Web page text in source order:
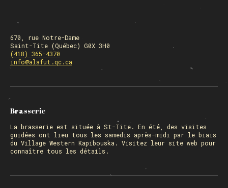
670, rue Notre-Dame
Saint-Tite (Québec) G0X 3H0
(418) 365-4370
info@alafut.qc.ca
Brasserie
La brasserie est située à St-Tite. En été, des visites
guidées ont lieu tous les samedis après-midi par le biais
du Village Western Kapibouska. Visitez leur site web pour
connaître tous les détails.